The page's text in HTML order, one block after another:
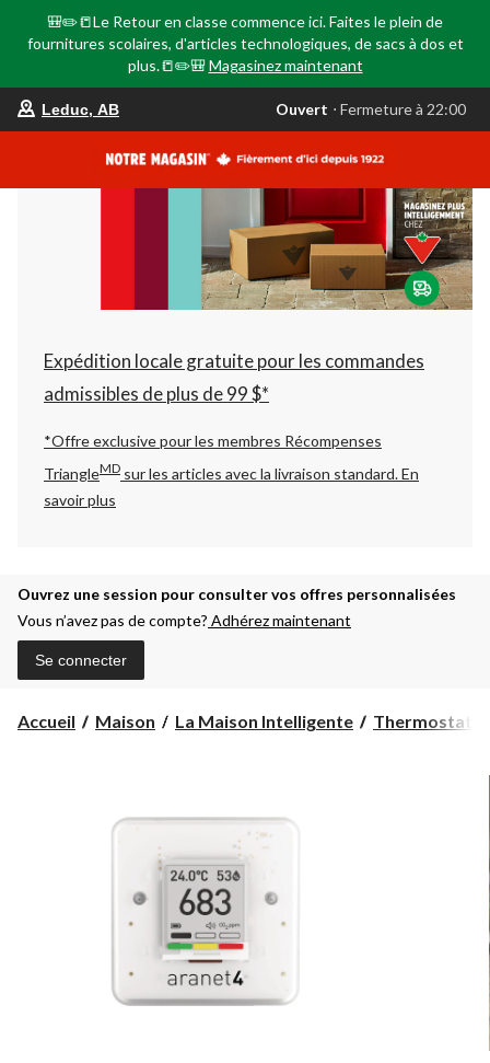
🎒✏️📒Le Retour en classe commence ici. Faites le plein de
fournitures scolaires, d'articles technologiques, de sacs à dos et
plus.📒✏️🎒 Magasinez maintenant
votre
est
AB,
Ouvert,
Fermeture
à
22:00
changer
Leduc, AB Ouvert ⋅ Fermeture à 22:00
Expédition locale gratuite pour les commandes
admissibles de plus de 99 $*
*Offre exclusive pour les membres Récompenses
TriangleMD sur les articles avec la livraison standard.En
savoir plus
Ouvrez une session pour consulter vos offres personnalisées
Vous n’avez pas de compte? Adhérez maintenant
Se connecter
Accueil Maison La Maison Intelligente Thermostats